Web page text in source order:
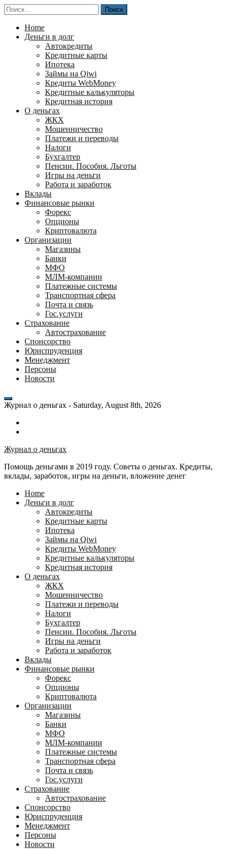
Перейти
к
содержимому
Найти:
Home
Деньги в долг
Автокредиты
Кредитные карты
Ипотека
Займы на Qiwi
Кредиты WebMoney
Кредитные калькуляторы
Кредитная история
О деньгах
ЖКХ
Мошенничество
Платежи и переводы
Налоги
Бухгалтер
Пенсии. Пособия. Льготы
Игры на деньги
Работа и заработок
Вклады
Финансовые рынки
Форекс
Опционы
Криптовалюта
Организации
Магазины
Банки
МФО
МЛМ-компании
Платежные системы
Транспортная сфера
Почта и связь
Гос.услуги
Страхование
Автострахование
Спонсорство
Юриспруденция
Менеджмент
Персоны
Новости
Журнал о деньгах - Saturday, August 8th, 2026
банка
24
для
лиц
взять
WebMoney?
Журнал о деньгах
Помощь деньгами в 2019 году. Советы о деньгах. Кредиты,
вклады, заработок, игры на деньги, вложение денег
Home
Деньги в долг
Автокредиты
Кредитные карты
Ипотека
Займы на Qiwi
Кредиты WebMoney
Кредитные калькуляторы
Кредитная история
О деньгах
ЖКХ
Мошенничество
Платежи и переводы
Налоги
Бухгалтер
Пенсии. Пособия. Льготы
Игры на деньги
Работа и заработок
Вклады
Финансовые рынки
Форекс
Опционы
Криптовалюта
Организации
Магазины
Банки
МФО
МЛМ-компании
Платежные системы
Транспортная сфера
Почта и связь
Гос.услуги
Страхование
Автострахование
Спонсорство
Юриспруденция
Менеджмент
Персоны
Новости